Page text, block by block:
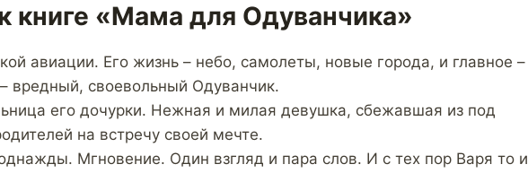
книге «Мама для Одуванчика»
авиации. Его жизнь – небо, самолеты, новые города, и главное –
вредный, своевольный Одуванчик.
его дочурки. Нежная и милая девушка, сбежавшая из под
на встречу своей мечте.
Мгновение. Один взгляд и пара слов. И с тех пор Варя то и